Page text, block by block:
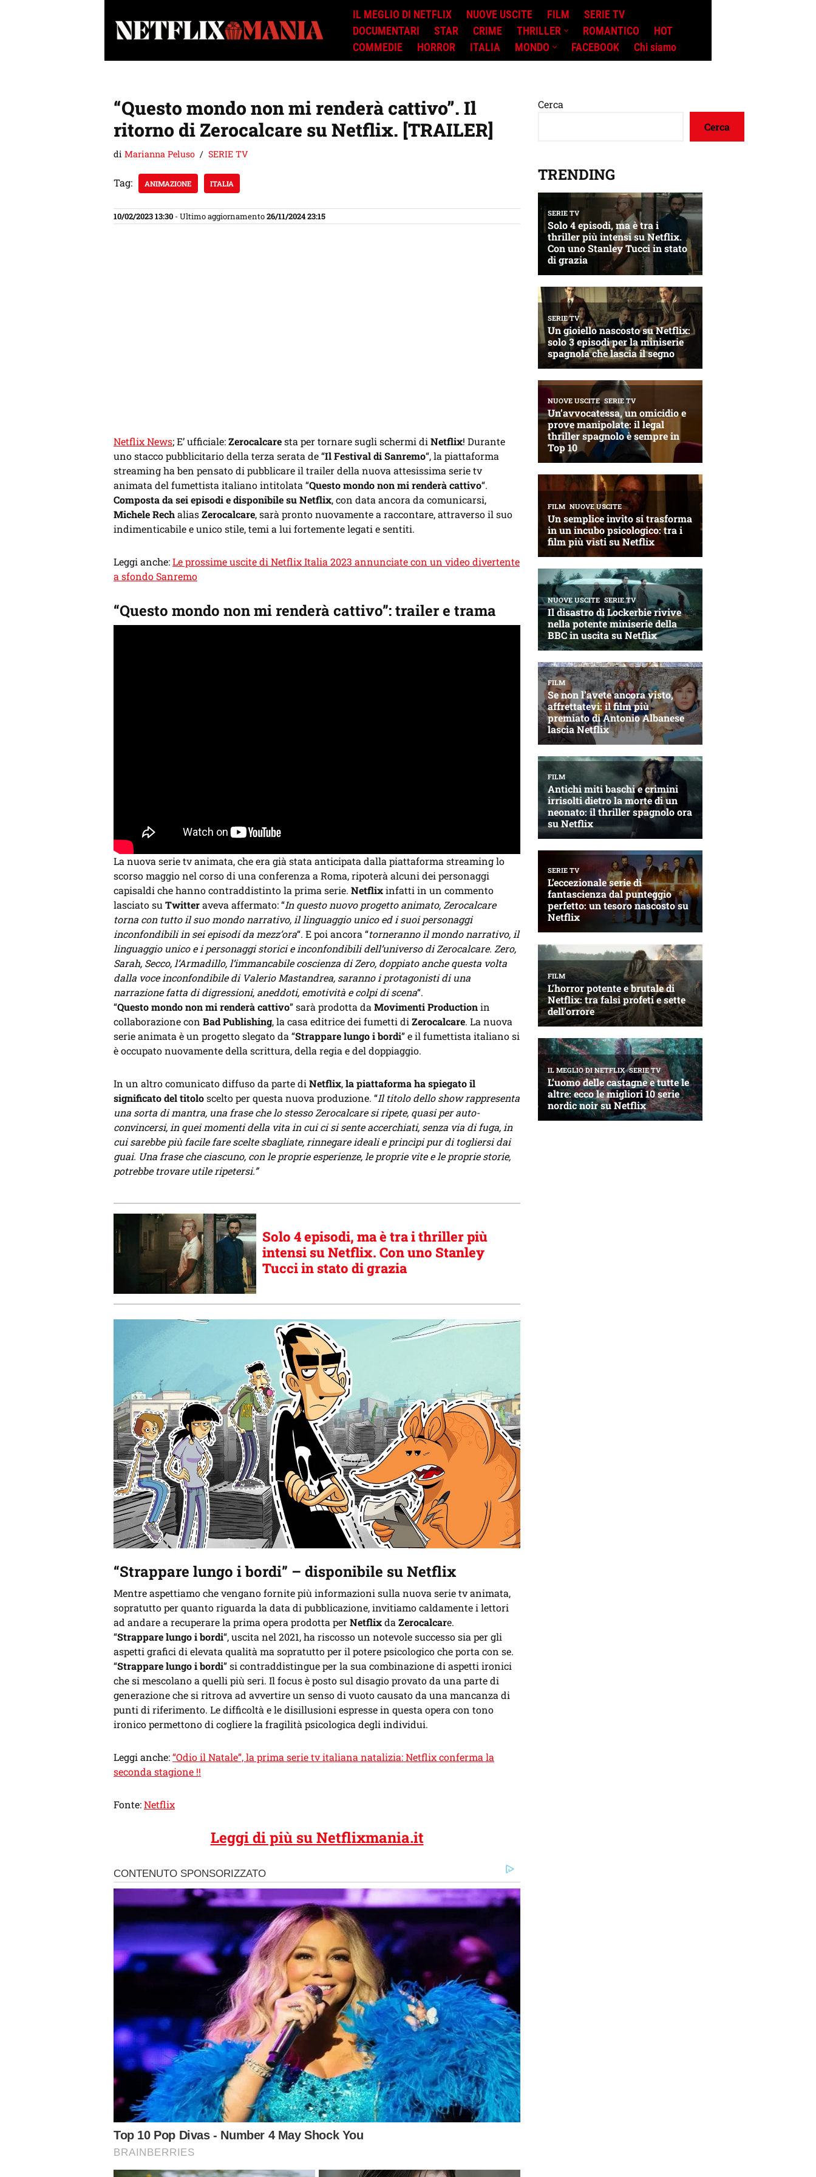
Vai
contenuto
IL MEGLIO DI NETFLIX NUOVE USCITE FILM
SERIE TV
DOCUMENTARI
STAR CRIME THRILLER ROMANTICO
HOT
COMMEDIE
HORROR ITALIA MONDO FACEBOOK Chi siamo
“Questo mondo non mi renderà cattivo”. Il
ritorno di Zerocalcare su Netflix. [TRAILER]
di Marianna Peluso SERIE TV
Tag: ANIMAZIONE ITALIA
10/02/2023 13:30 - Ultimo aggiornamento26/11/2024 23:15
Netflix News; E’ ufficiale:Zerocalcaresta per tornare sugli schermi di Netflix! Durante
uno stacco pubblicitario della terza serata de “Il Festival di Sanremo“, la piattaforma
streaming ha ben pensato di pubblicare il trailer della nuova attesissima serie tv
animata del fumettista italiano intitolata “Questo mondo non mi renderà cattivo“.
Composta da sei episodi e disponibile su Netflix, con data ancora da comunicarsi,
Michele RechaliasZerocalcare, sarà pronto nuovamente a raccontare, attraverso il suo
indimenticabile e unico stile, temi a lui fortemente legati e sentiti.
Leggi anche:Le prossime uscite di Netflix Italia 2023 annunciate con un video divertente
a sfondo Sanremo
“Questo mondo non mi renderà cattivo”: trailer e trama
La nuova serie tv animata, che era già stata anticipata dalla piattaforma streaming lo
scorso maggio nel corso di una conferenza a Roma, ripoterà alcuni dei personaggi
capisaldi che hanno contraddistinto la prima serie. Netflixinfatti in un commento
lasciato su Twitteraveva affermato: “In questo nuovo progetto animato, Zerocalcare
torna con tutto il suo mondo narrativo, il linguaggio unico ed i suoi personaggi
inconfondibili in sei episodi da mezz’ora“. E poi ancora “torneranno il mondo narrativo, il
linguaggio unico e i personaggi storici e inconfondibili dell’universo di Zerocalcare. Zero,
Sarah, Secco, l’Armadillo, l’immancabile coscienza di Zero, doppiato anche questa volta
dalla voce inconfondibile di Valerio Mastandrea, saranno i protagonisti di una
narrazione fatta di digressioni, aneddoti, emotività e colpi di scena“.
“Questo mondo non mi renderà cattivo” sarà prodotta da Movimenti Productionin
collaborazione con Bad Publishing, la casa editrice dei fumetti di Zerocalcare. La nuova
serie animata è un progetto slegato da “Strappare lungo i bordi” e il fumettista italiano si
è occupato nuovamente della scrittura, della regia e del doppiaggio.
In un altro comunicato diffuso da parte di Netflix,la piattaforma ha spiegato il
significato del titoloscelto per questa nuova produzione. “Il titolo dello show rappresenta
una sorta di mantra, una frase che lo stesso Zerocalcare si ripete, quasi per auto-
convincersi, in quei momenti della vita in cui ci si sente accerchiati, senza via di fuga, in
cui sarebbe più facile fare scelte sbagliate, rinnegare ideali e princìpi pur di togliersi dai
guai. Una frase che ciascuno, con le proprie esperienze, le proprie vite e le proprie storie,
potrebbe trovare utile ripetersi.”
Solo 4 episodi, ma è tra i thriller più
intensi su Netflix. Con uno Stanley
Tucci in stato di grazia
“Strappare lungo i bordi” – disponibile su Netflix
Mentre aspettiamo che vengano fornite più informazioni sulla nuova serie tv animata,
sopratutto per quanto riguarda la data di pubblicazione, invitiamo caldamente i lettori
ad andare a recuperare la prima opera prodotta perNetflixda Zerocalcare.
“Strappare lungo i bordi“, uscita nel 2021, ha riscosso un notevole successo sia per gli
aspetti grafici di elevata qualità ma sopratutto per il potere psicologico che porta con se.
“Strappare lungo i bordi” si contraddistingue per la sua combinazione di aspetti ironici
che si mescolano a quelli più seri. Il focus è posto sul disagio provato da una parte di
generazione che si ritrova ad avvertire un senso di vuoto causato da una mancanza di
punti di riferimento. Le difficoltà e le disillusioni espresse in questa opera con tono
ironico permettono di cogliere la fragilità psicologica degli individui.
Leggi anche:“Odio il Natale”, la prima serie tv italiana natalizia: Netflix conferma la
seconda stagione !!
Fonte:Netflix
Leggi di più su Netflixmania.it
Cerca
Cerca
TRENDING